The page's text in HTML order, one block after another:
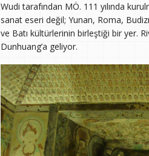
Wudi tarafından MÖ. 111 yılında
sanat eseri değil; Yunan, Roma,
ve Batı kültürlerinin birleştiği bir yer.
Dunhuang’a geliyor.